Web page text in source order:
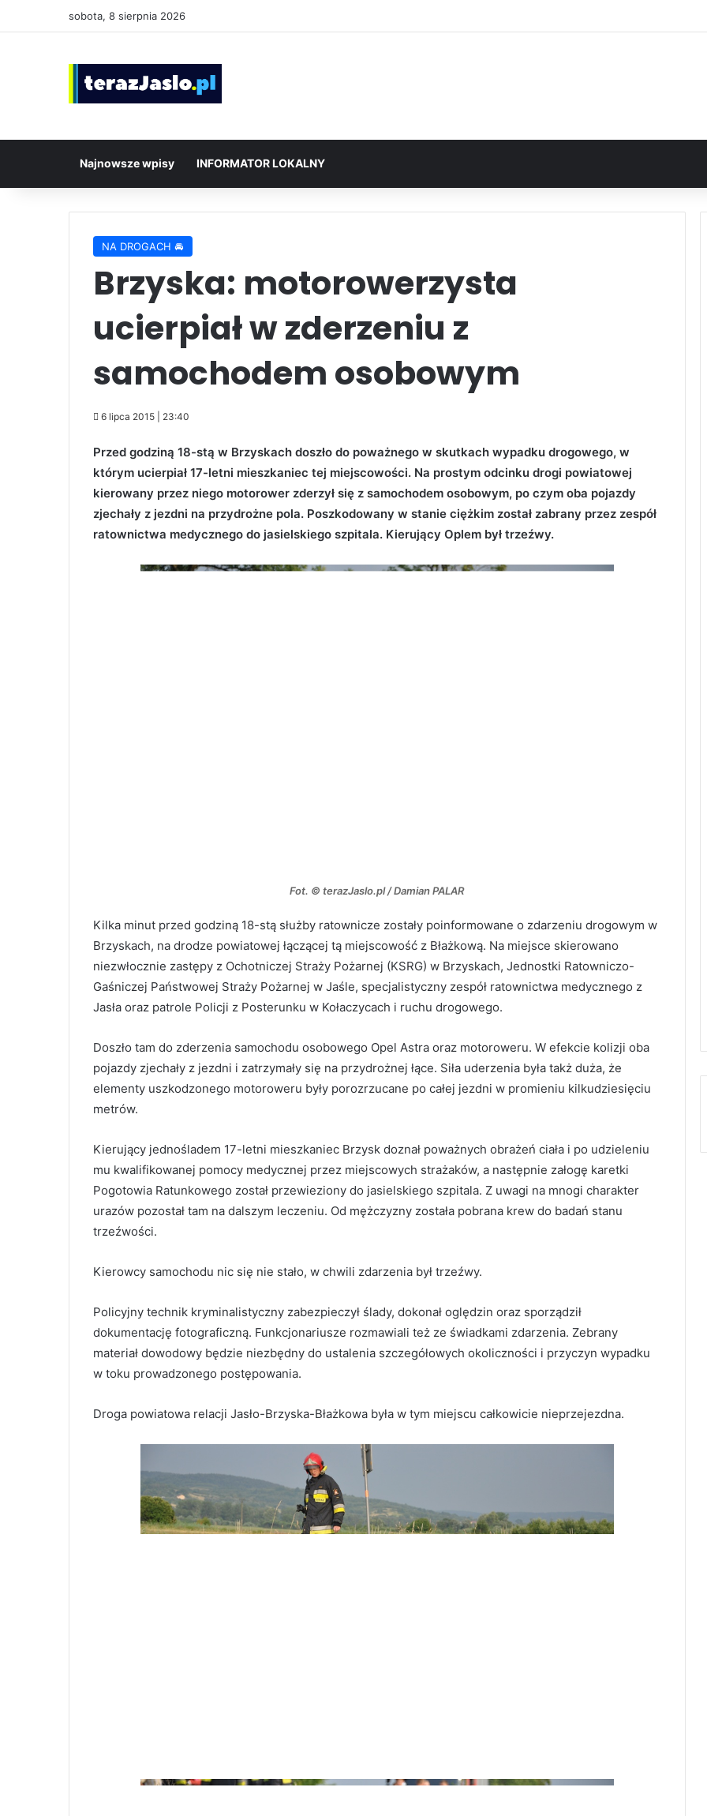
sobota, 8 sierpnia 2026
Najnowsze wpisy INFORMATOR LOKALNY
NA DROGACH 🚘
Brzyska: motorowerzysta
ucierpiał w zderzeniu z
samochodem osobowym
6 lipca 2015 | 23:40
Przed godziną 18-stą w Brzyskach doszło do poważnego w skutkach wypadku drogowego, w
którym ucierpiał 17-letni mieszkaniec tej miejscowości. Na prostym odcinku drogi powiatowej
kierowany przez niego motorower zderzył się z samochodem osobowym, po czym oba pojazdy
zjechały z jezdni na przydrożne pola. Poszkodowany w stanie ciężkim został zabrany przez zespół
ratownictwa medycznego do jasielskiego szpitala. Kierujący Oplem był trzeźwy.
Fot. © terazJaslo.pl / Damian PALAR
Kilka minut przed godziną 18-stą służby ratownicze zostały poinformowane o zdarzeniu drogowym w
Brzyskach, na drodze powiatowej łączącej tą miejscowość z Błażkową. Na miejsce skierowano
niezwłocznie zastępy z Ochotniczej Straży Pożarnej (KSRG) w Brzyskach, Jednostki Ratowniczo-
Gaśniczej Państwowej Straży Pożarnej w Jaśle, specjalistyczny zespół ratownictwa medycznego z
Jasła oraz patrole Policji z Posterunku w Kołaczycach i ruchu drogowego.
Doszło tam do zderzenia samochodu osobowego Opel Astra oraz motoroweru. W efekcie kolizji oba
pojazdy zjechały z jezdni i zatrzymały się na przydrożnej łące. Siła uderzenia była takż duża, że
elementy uszkodzonego motoroweru były porozrzucane po całej jezdni w promieniu kilkudziesięciu
metrów.
Kierujący jednośladem 17-letni mieszkaniec Brzysk doznał poważnych obrażeń ciała i po udzieleniu
mu kwalifikowanej pomocy medycznej przez miejscowych strażaków, a następnie załogę karetki
Pogotowia Ratunkowego został przewieziony do jasielskiego szpitala. Z uwagi na mnogi charakter
urazów pozostał tam na dalszym leczeniu. Od mężczyzny została pobrana krew do badań stanu
trzeźwości.
Kierowcy samochodu nic się nie stało, w chwili zdarzenia był trzeźwy.
Policyjny technik kryminalistyczny zabezpieczył ślady, dokonał oględzin oraz sporządził
dokumentację fotograficzną. Funkcjonariusze rozmawiali też ze świadkami zdarzenia. Zebrany
materiał dowodowy będzie niezbędny do ustalenia szczegółowych okoliczności i przyczyn wypadku
w toku prowadzonego postępowania.
Droga powiatowa relacji Jasło-Brzyska-Błażkowa była w tym miejscu całkowicie nieprzejezdna.